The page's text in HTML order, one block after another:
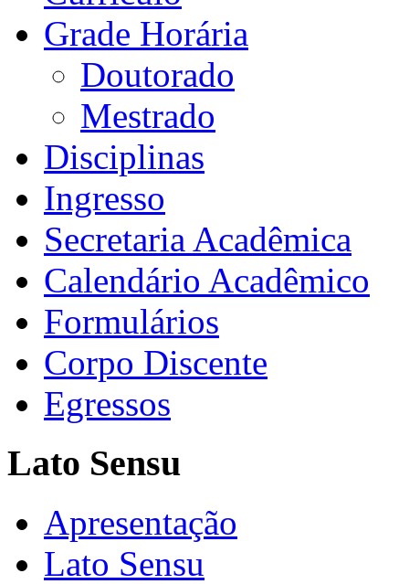
Grade Horária
Doutorado
Mestrado
Disciplinas
Ingresso
Secretaria Acadêmica
Calendário Acadêmico
Formulários
Corpo Discente
Egressos
Lato Sensu
Apresentação
Lato Sensu